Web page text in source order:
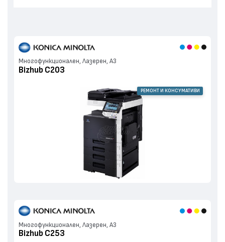
Многофункционален, Лазерен, А3
Bizhub C203
РЕМОНТ И КОНСУМАТИВИ
Многофункционален, Лазерен, А3
Bizhub C253